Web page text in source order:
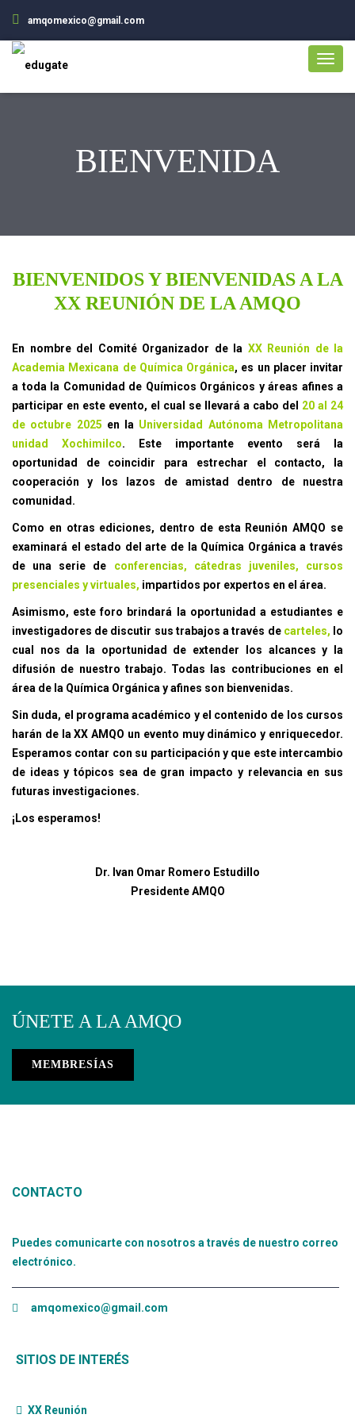
amqomexico@gmail.com
BIENVENIDA
BIENVENIDOS Y BIENVENIDAS A LA
XX REUNIÓN DE LA AMQO
En nombre del Comité Organizador de la XX Reunión de la
Academia Mexicana de Química Orgánica, es un placer invitar
a toda la Comunidad de Químicos Orgánicos y áreas afines a
participar en este evento, el cual se llevará a cabo del 20 al 24
de octubre 2025 en la Universidad Autónoma Metropolitana
unidad Xochimilco. Este importante evento será la
oportunidad de coincidir para estrechar el contacto, la
cooperación y los lazos de amistad dentro de nuestra
comunidad.
Como en otras ediciones, dentro de esta Reunión AMQO se
examinará el estado del arte de la Química Orgánica a través
de una serie de conferencias, cátedras juveniles, cursos
presenciales y virtuales, impartidos por expertos en el área.
Asimismo, este foro brindará la oportunidad a estudiantes e
investigadores de discutir sus trabajos a través de carteles, lo
cual nos da la oportunidad de extender los alcances y la
difusión de nuestro trabajo. Todas las contribuciones en el
área de la Química Orgánica y afines son bienvenidas.
Sin duda, el programa académico y el contenido de los cursos
harán de la XX AMQO un evento muy dinámico y enriquecedor.
Esperamos contar con su participación y que este intercambio
de ideas y tópicos sea de gran impacto y relevancia en sus
futuras investigaciones.
¡Los esperamos!
Dr. Ivan Omar Romero Estudillo
Presidente AMQO
ÚNETE A LA AMQO
MEMBRESÍAS
CONTACTO
Puedes comunicarte con nosotros a través de nuestro correo
electrónico.
amqomexico@gmail.com
SITIOS DE INTERÉS
XX Reunión